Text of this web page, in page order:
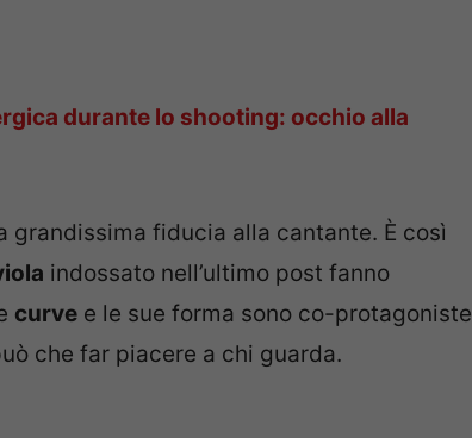
durante lo shooting: occhio alla
grandissima fiducia alla cantante. È così
indossato nell’ultimo post fanno
curve e le sue forma sono co-protagoniste
che far piacere a chi guarda.